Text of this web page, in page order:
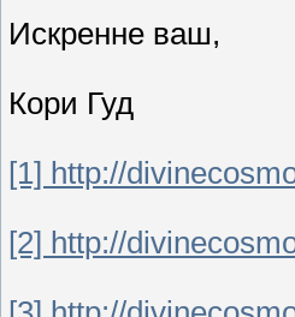
Искренне ваш,
Кори Гуд
[1] http://
[2] http://